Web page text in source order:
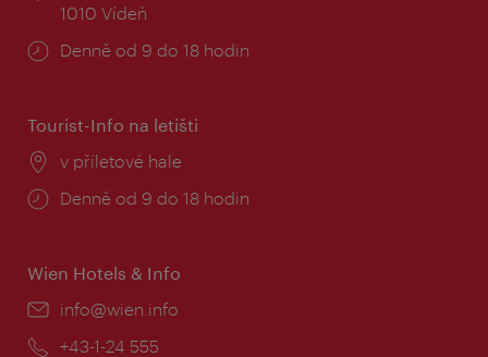
1010 Vídeň
Provozní
Denně od 9 do 18 hodin
Tourist-Info na letišti
Místo:
v příletové hale
Provozní
Denně od 9 do 18 hodin
Wien Hotels & Info
E-
info@wien.info
Telefon:
+43-1-24 555